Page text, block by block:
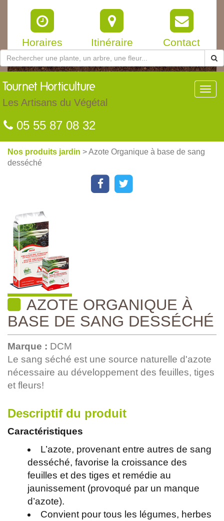
Horaires Itinéraire Contact
Tournet Horticulture
Les Artisans du Végétal
05 55 87 08 32
Nos produits jardin > Azote Organique à base de sang
desséché
AZOTE ORGANIQUE À
BASE DE SANG DESSÉCHÉ
Marque : DCM
Le sang séché est une source naturelle d'azote
nécessaire au développement des feuilles, tiges
et fleurs!
Descriptif du produit
Caractéristiques
L’azote, provenant entre autres de sang
desséché, favorise la croissance des
feuilles et des tiges et remédie au
jaunissement (provoqué par un manque
d’azote).
Convient pour tous les légumes, herbes